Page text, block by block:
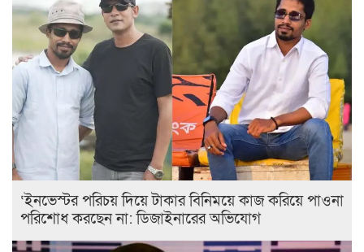
‘ইনভেস্টর পরিচয় দিয়ে টাকার বিনিময়ে কাজ করিয়ে পাওনা
পরিশোধ করছেন না: ডিজাইনারের অভিযোগ